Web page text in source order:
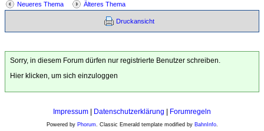
Neueres Thema
Älteres Thema
Druckansicht
Sorry, in diesem Forum dürfen nur registrierte Benutzer schreiben.
Hier klicken, um sich einzuloggen
Impressum Datenschutzerklärung Forumregeln
Powered by Phorum. Classic Emerald template modified by BahnInfo.